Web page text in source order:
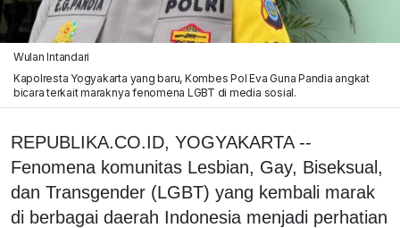
Wulan Intandari
Kapolresta Yogyakarta yang baru, Kombes Pol Eva Guna Pandia angkat
bicara terkait maraknya fenomena LGBT di media sosial.
REPUBLIKA.CO.ID, YOGYAKARTA --
Fenomena komunitas Lesbian, Gay, Biseksual,
dan Transgender (LGBT) yang kembali marak
di berbagai daerah Indonesia menjadi perhatian